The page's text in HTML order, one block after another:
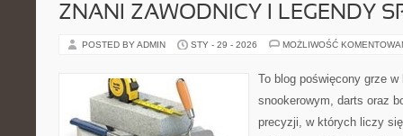
ZNANI ZAWODNICY I LEGENDY
POSTED BY ADMIN STY - 29 - 2026 MOŻLIWOŚĆ
To blog poświęcony grze
snookerowym, darts oraz
precyzji, w których liczy